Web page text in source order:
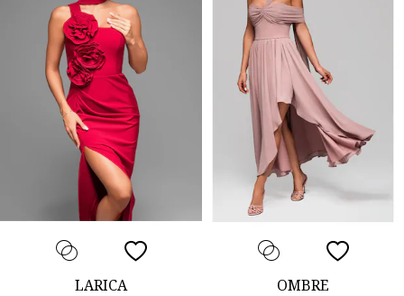
LARICA OMBRE